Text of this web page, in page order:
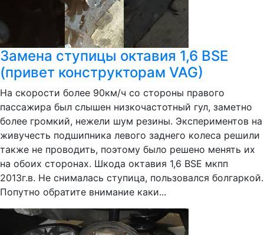
Замена ступицы октавия 1,6 BSE
(привет конструкторам VAG)
На скорости более 90км/ч со стороны правого
пассажира был слышен низкочастотный гул, заметно
более громкий, нежели шум резины. Экспериментов на
живучесть подшипника левого заднего колеса решили
также не проводить, поэтому было решено менять их
на обоих сторонах. Шкода октавия 1,6 BSE мкпп
2013г.в. Не снималась ступица, пользовался болгаркой.
Попутно обратите внимание каки...